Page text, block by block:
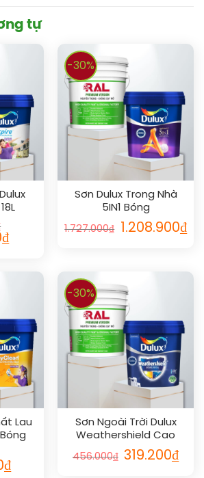
tự
₫
-30%
Sơn Dulux Trong Nhà
5IN1 Bóng
1.727.000₫ 1.208.900₫
Lau
₫
-30%
Sơn Ngoài Trời Dulux
Weathershield Cao
Cấp Mờ 1L
456.000₫ 319.200₫